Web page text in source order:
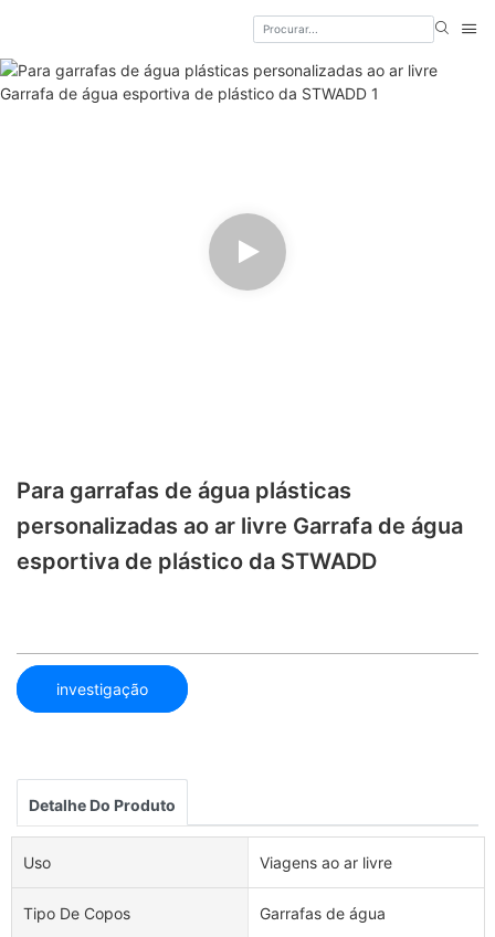
Para garrafas de água plásticas
personalizadas ao ar livre Garrafa de água
esportiva de plástico da STWADD
investigação
Detalhe Do Produto
Uso Viagens ao ar livre
Tipo De Copos Garrafas de água